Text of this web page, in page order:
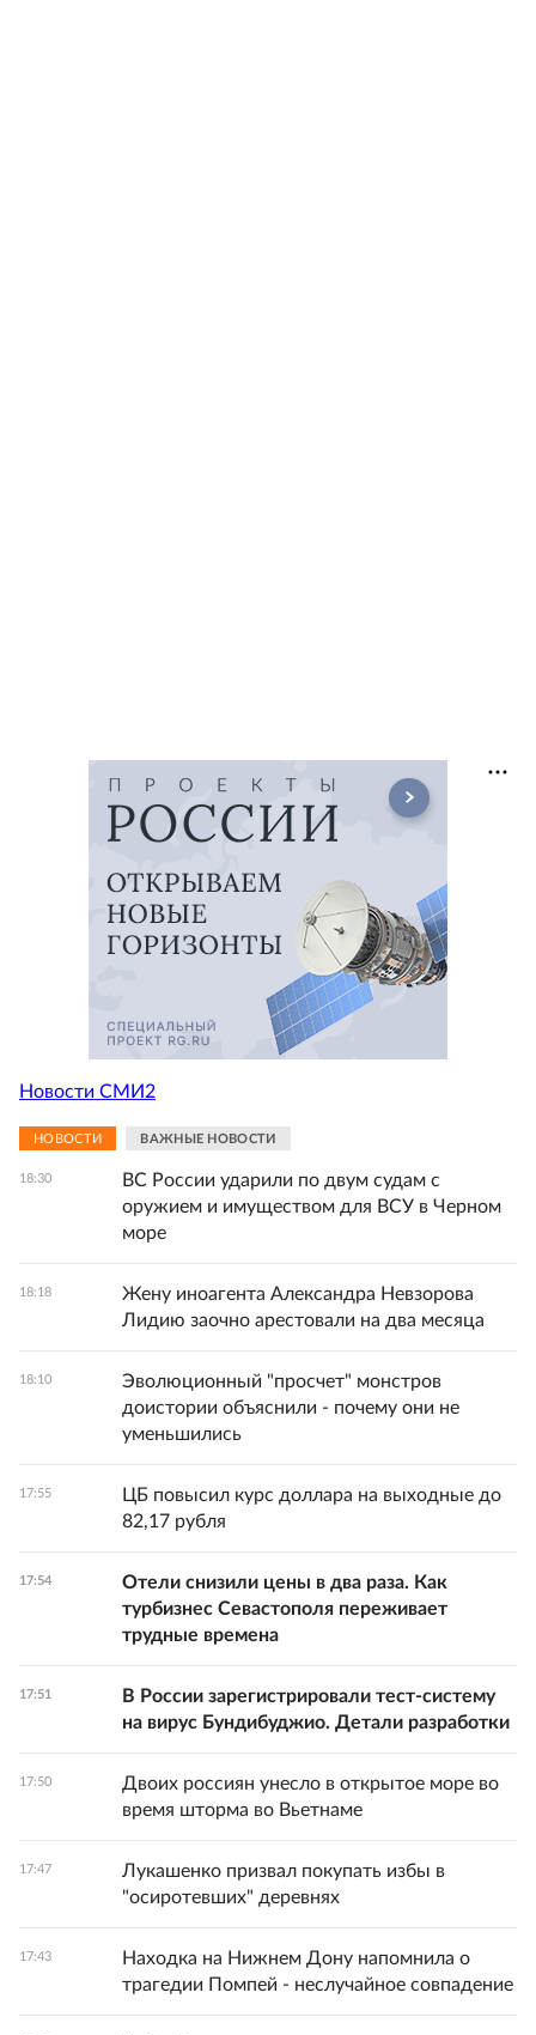
Новости СМИ2
НОВОСТИ ВАЖНЫЕ НОВОСТИ
18:30
ВС России ударили по двум судам с
оружием и имуществом для ВСУ в Черном
море
18:18
Жену иноагента Александра Невзорова
Лидию заочно арестовали на два месяца
18:10
Эволюционный "просчет" монстров
доистории объяснили - почему они не
уменьшились
17:55
ЦБ повысил курс доллара на выходные до
82,17 рубля
17:54
Отели снизили цены в два раза. Как
турбизнес Севастополя переживает
трудные времена
17:51
В России зарегистрировали тест-систему
на вирус Бундибуджио. Детали разработки
17:50
Двоих россиян унесло в открытое море во
время шторма во Вьетнаме
17:47
Лукашенко призвал покупать избы в
"осиротевших" деревнях
17:43
Находка на Нижнем Дону напомнила о
трагедии Помпей - неслучайное совпадение